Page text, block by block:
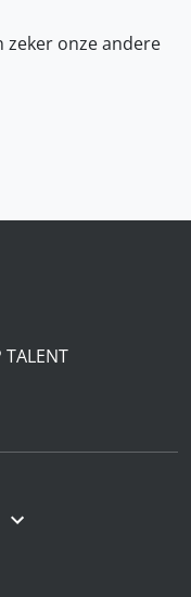
zeker onzeandere
TALENT